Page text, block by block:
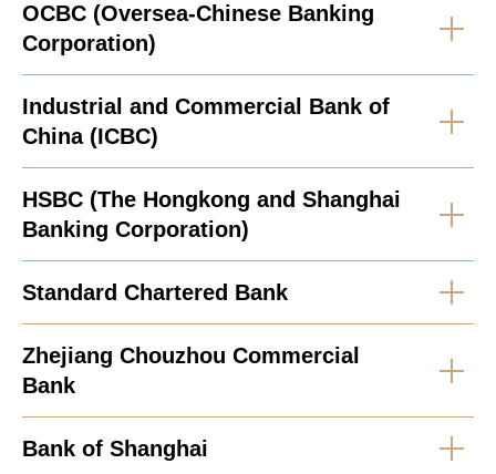
OCBC (Oversea-Chinese Banking
Corporation)
Industrial and Commercial Bank of
China (ICBC)
HSBC (The Hongkong and Shanghai
Banking Corporation)
Standard Chartered Bank
Zhejiang Chouzhou Commercial
Bank
Bank of Shanghai